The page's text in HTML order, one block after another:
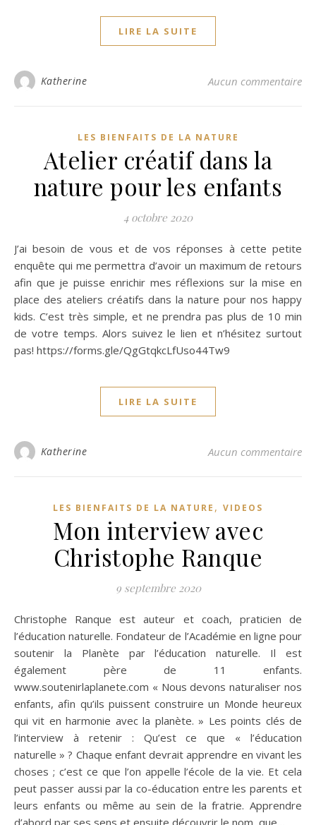
LIRE LA SUITE
Katherine Aucun commentaire
LES BIENFAITS DE LA NATURE
Atelier créatif dans la
nature pour les enfants
4 octobre 2020
J’ai besoin de vous et de vos réponses à cette petite
enquête qui me permettra d’avoir un maximum de retours
afin que je puisse enrichir mes réflexions sur la mise en
place des ateliers créatifs dans la nature pour nos happy
kids. C’est très simple, et ne prendra pas plus de 10 min
de votre temps. Alors suivez le lien et n’hésitez surtout
pas! https://forms.gle/QgGtqkcLfUso44Tw9
LIRE LA SUITE
Katherine Aucun commentaire
LES BIENFAITS DE LA NATURE , VIDEOS
Mon interview avec
Christophe Ranque
9 septembre 2020
Christophe Ranque est auteur et coach, praticien de
l’éducation naturelle. Fondateur de l’Académie en ligne pour
soutenir la Planète par l’éducation naturelle. Il est
également père de 11 enfants.
www.soutenirlaplanete.com « Nous devons naturaliser nos
enfants, afin qu’ils puissent construire un Monde heureux
qui vit en harmonie avec la planète. » Les points clés de
l’interview à retenir : Qu’est ce que « l’éducation
naturelle » ? Chaque enfant devrait apprendre en vivant les
choses ; c’est ce que l’on appelle l’école de la vie. Et cela
peut passer aussi par la co-éducation entre les parents et
leurs enfants ou même au sein de la fratrie. Apprendre
d’abord par ses sens et ensuite découvrir le nom que…